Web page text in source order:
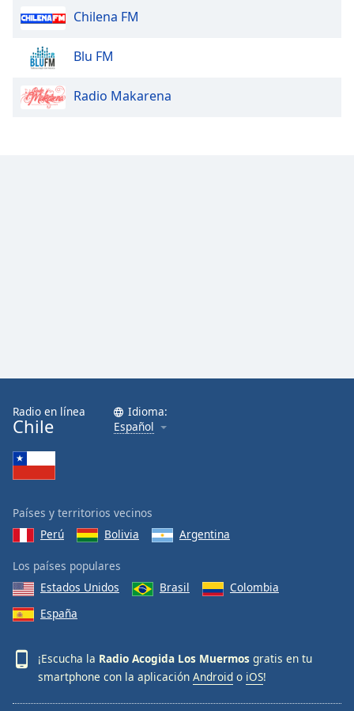
Area
Reset
Done
Modal
End
dialog
window.
Chilena FM
Blu FM
Radio Makarena
Radio en línea
Chile
Idioma:
Español
Países y territorios vecinos
Perú
Bolivia Argentina
Los países populares
Estados Unidos
Brasil
Colombia
España
¡Escucha la Radio Acogida Los Muermos gratis en tu
smartphone con la aplicación Android o iOS!